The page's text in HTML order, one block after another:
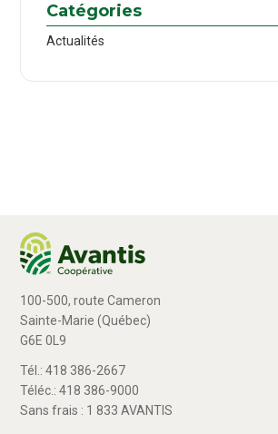
Catégories
Actualités
100-500, route Cameron
Sainte-Marie (Québec)
G6E 0L9
Tél.: 418 386-2667
Téléc.: 418 386-9000
Sans frais : 1 833 AVANTIS